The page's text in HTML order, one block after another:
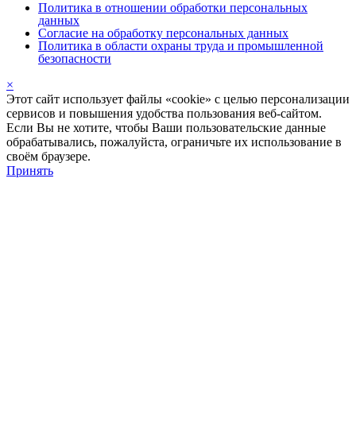
Политика в отношении обработки персональных
данных
Согласие на обработку персональных данных
Политика в области охраны труда и промышленной
безопасности
×
Этот сайт использует файлы «cookie» с целью персонализации
сервисов и повышения удобства пользования веб-сайтом.
Если Вы не хотите, чтобы Ваши пользовательские данные
обрабатывались, пожалуйста, ограничьте их использование в
своём браузере.
Принять